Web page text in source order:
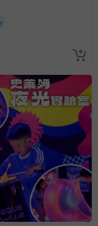
贈品亦需一併退
七天鑑賞期/猶
逾期（例如生鮮
等）。
使用，則酌收整
例如 DVD、CD
供即為完成之線